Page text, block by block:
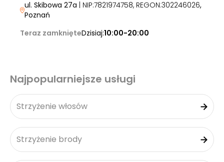
ul. Skibowa 27a | NIP:7821974758, REGON:302246026,
Poznań
Teraz zamknięteDzisiaj:10:00-20:00
Najpopularniejsze usługi
Strzyżenie włosów
Strzyżenie brody